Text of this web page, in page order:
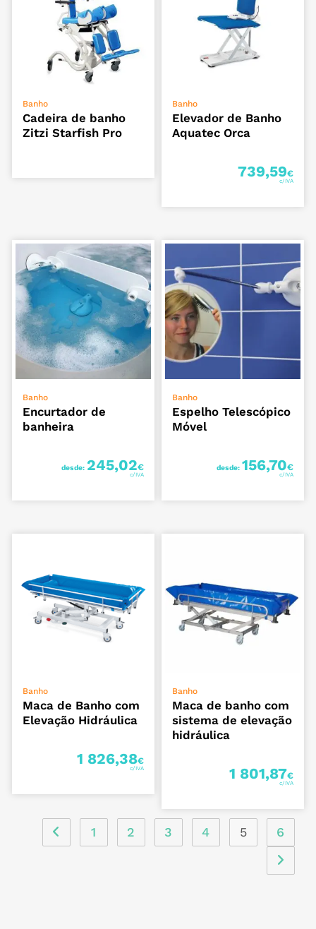
Banho
Cadeira de banho
Zitzi Starfish Pro
Banho
Elevador de Banho
Aquatec Orca
739,59€
Banho
Encurtador de
banheira
desde: 245,02€
Banho
Espelho Telescópico
Móvel
desde: 156,70€
Banho
Maca de Banho com
Elevação Hidráulica
1 826,38€
Banho
Maca de banho com
sistema de elevação
hidráulica
1 801,87€
1 2 3 4 5 6